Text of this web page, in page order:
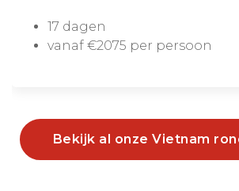
17 dagen
vanaf €2075 per persoon
Bekijk al onze Vietnam